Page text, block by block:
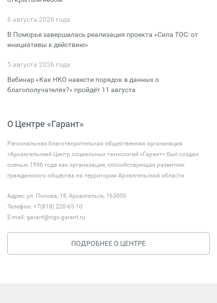
6 августа 2026 года
В Поморье завершилась реализация проекта «Сила ТОС: от
инициативы к действию»
5 августа 2026 года
Вебинар «Как НКО навести порядок в данных о
благополучателях?» пройдёт 11 августа
О Центре «Гарант»
Региональная благотворительная общественная организация
«Архангельский Центр социальных технологий «Гарант» был создан
осенью 1996 года как организация, способствующая развитию
гражданского общества на территории Архангельской области
Адрес: ул. Попова, 18, Архангельск, 163000
Телефон: +7(818) 220-65-10
E-mail: garant@ngo-garant.ru
ПОДРОБНЕЕ О ЦЕНТРЕ